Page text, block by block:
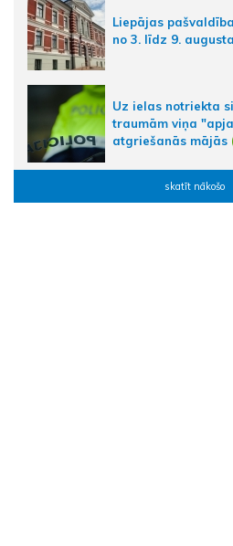
Liepājas
no 3. līdz 9.
Uz ielas notriekta
traumām viņa
atgriešanās mājās
skatīt nākošo